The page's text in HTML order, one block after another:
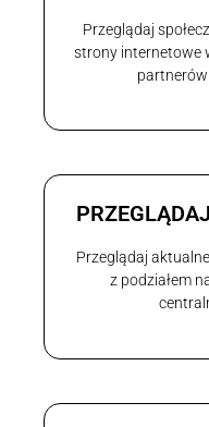
Przeglądaj
strony internetowe
Przeglądaj
z podziałem